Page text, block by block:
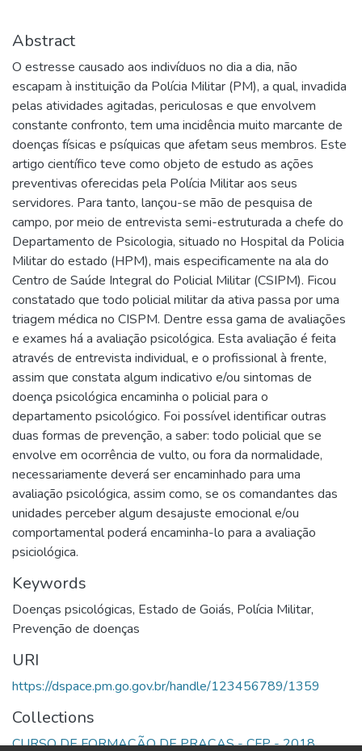
Abstract
O estresse causado aos indivíduos no dia a dia, não
escapam à instituição da Polícia Militar (PM), a qual, invadida
pelas atividades agitadas, periculosas e que envolvem
constante confronto, tem uma incidência muito marcante de
doenças físicas e psíquicas que afetam seus membros. Este
artigo científico teve como objeto de estudo as ações
preventivas oferecidas pela Polícia Militar aos seus
servidores. Para tanto, lançou-se mão de pesquisa de
campo, por meio de entrevista semi-estruturada a chefe do
Departamento de Psicologia, situado no Hospital da Policia
Militar do estado (HPM), mais especificamente na ala do
Centro de Saúde Integral do Policial Militar (CSIPM). Ficou
constatado que todo policial militar da ativa passa por uma
triagem médica no CISPM. Dentre essa gama de avaliações
e exames há a avaliação psicológica. Esta avaliação é feita
através de entrevista individual, e o profissional à frente,
assim que constata algum indicativo e/ou sintomas de
doença psicológica encaminha o policial para o
departamento psicológico. Foi possível identificar outras
duas formas de prevenção, a saber: todo policial que se
envolve em ocorrência de vulto, ou fora da normalidade,
necessariamente deverá ser encaminhado para uma
avaliação psicológica, assim como, se os comandantes das
unidades perceber algum desajuste emocional e/ou
comportamental poderá encaminha-lo para a avaliação
psiciológica.
Keywords
Doenças psicológicas, Estado de Goiás, Polícia Militar,
Prevenção de doenças
URI
https://dspace.pm.go.gov.br/handle/123456789/1359
Collections
CURSO DE FORMAÇÃO DE PRAÇAS - CFP - 2018